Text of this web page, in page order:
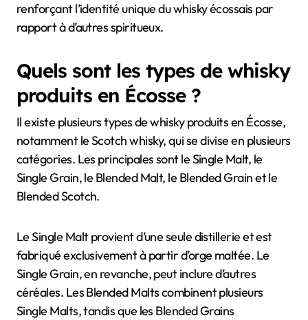
renforçant l’identité unique du whisky écossais par
rapport à d’autres spiritueux.
Quels sont les types de whisky
produits en Écosse ?
Il existe plusieurs types de whisky produits en Écosse,
notamment le Scotch whisky, qui se divise en plusieurs
catégories. Les principales sont le Single Malt, le
Single Grain, le Blended Malt, le Blended Grain et le
Blended Scotch.
Le Single Malt provient d’une seule distillerie et est
fabriqué exclusivement à partir d’orge maltée. Le
Single Grain, en revanche, peut inclure d’autres
céréales. Les Blended Malts combinent plusieurs
Single Malts, tandis que les Blended Grains